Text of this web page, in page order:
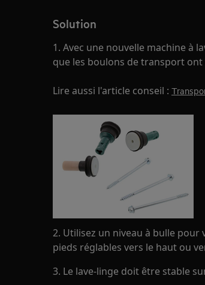
Solution
1. Avec une nouvelle machine à
que les boulons de transport
Lire aussi l'article conseil :
2. Utilisez un niveau à bulle
pieds réglables vers le haut ou
3. Le lave-linge doit être stable